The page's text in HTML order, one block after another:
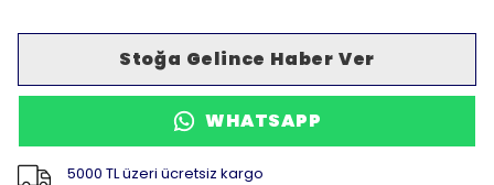
Stoğa Gelince Haber Ver
WHATSAPP
5000 TL üzeri ücretsiz kargo